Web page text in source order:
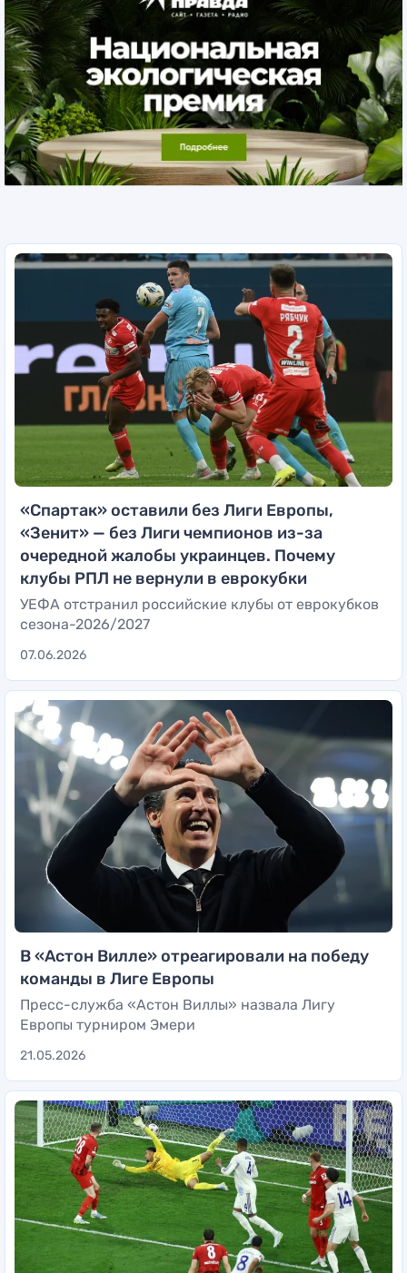
«Спартак» оставили без Лиги Европы,
«Зенит» — без Лиги чемпионов из-за
очередной жалобы украинцев. Почему
клубы РПЛ не вернули в еврокубки
УЕФА отстранил российские клубы от еврокубков
сезона-2026/2027
07.06.2026
В «Астон Вилле» отреагировали на победу
команды в Лиге Европы
Пресс-служба «Астон Виллы» назвала Лигу
Европы турниром Эмери
21.05.2026